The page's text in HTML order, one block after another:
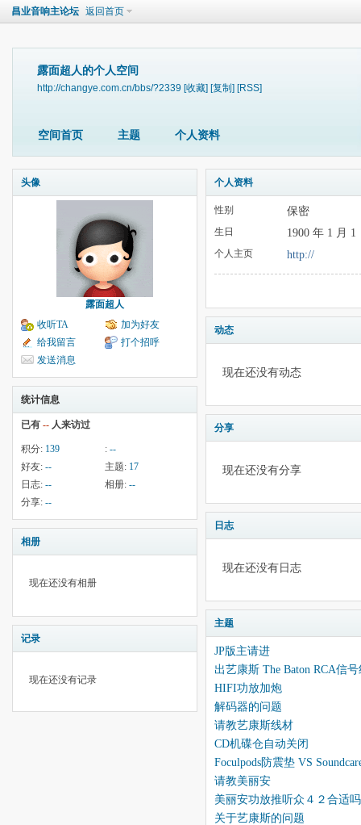
昌业音响主论坛 返回首页
露面超人的个人空间
http://changye.com.cn/bbs/?2339 [收藏] [复制] [RSS]
空间首页 主题 个人资料
头像
露面超人
收听TA
加为好友
给我留言
打个招呼
发送消息
统计信息
已有 -- 人来访过
积分: 139 : --
好友: -- 主题: 17
日志: -- 相册: --
分享: --
相册
现在还没有相册
记录
现在还没有记录
个人资料
性别 保密
生日 1900 年 1 月 1
个人主页 http://
动态
现在还没有动态
分享
现在还没有分享
日志
现在还没有日志
主题
JP版主请进
出艺康斯 The Baton RCA信
HIFI功放加炮
解码器的问题
请教艺康斯线材
CD机碟仓自动关闭
Foculpods防震垫 VS
请教美丽安
美丽安功放推听众４２合适
关于艺康斯的问题